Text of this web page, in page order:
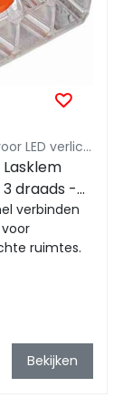
WAGO lasklem voor LED verlichting
Lasklem
draads -
verbinden
ruimtes.
klem
Bekijken